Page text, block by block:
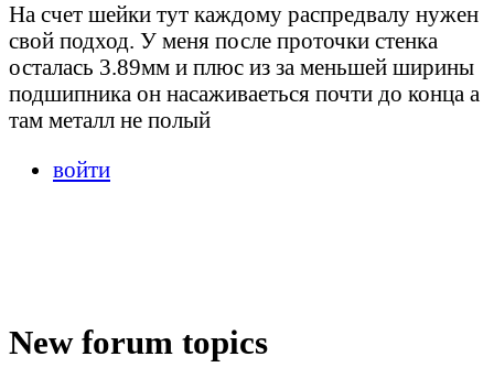
На счет шейки тут каждому распредвалу нужен
свой подход. У меня после проточки стенка
осталась 3.89мм и плюс из за меньшей ширины
подшипника он насаживаеться почти до конца а
там металл не полый
войти
New forum topics